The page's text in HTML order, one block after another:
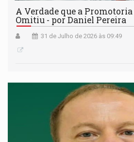
A Verdade que a
Omitiu - por Daniel Pereira
31 de Julho de 2026 às 09:49